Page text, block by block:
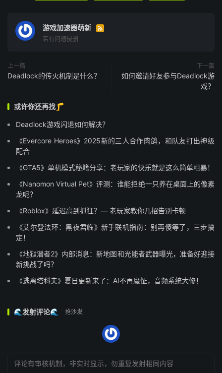
游戏加速器萌新 
若有问题侵删
上一篇
Deadlock的传火机制是什么？
下一篇
如何邀请好友参与Deadlock游
戏？
或许你还再找🦵
Deadlock游戏闪退如何解决？
《Evercore Heroes》2025新的三人合作肉鸽，和队友打出神级
配合
《GTA5》单机模式秘籍分享：老玩家的快乐就是这么简单粗暴！
《Nanomon Virtual Pet》评测：谁能拒绝一只养在桌面上的像素
龙呢？
《Roblox》延迟高到抓狂？— 老玩家教你几招告别卡顿
《艾尔登法环：黑夜君临》新手联机指南：别再傻等了，三步搞
定！
《地狱潜者2》内部消息：新地图和光能者武器曝光，准备好迎接
新挑战了吗？
《逃离塔科夫》夏日更新来了：AI不再魔怔，音频系统大修！
🌊发射评论🌊 抢沙发